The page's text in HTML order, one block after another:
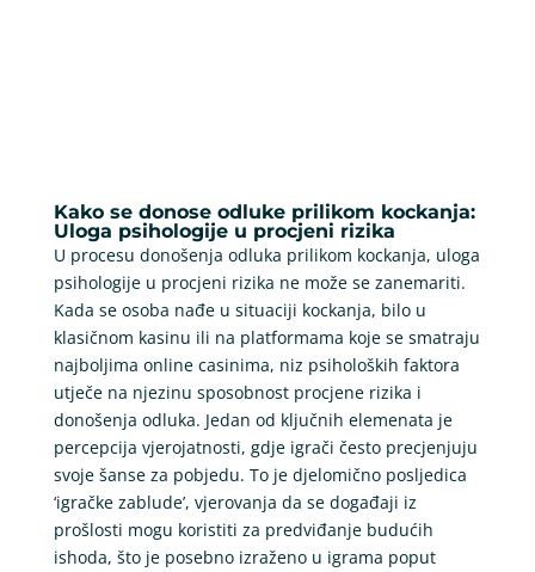
Kako se donose odluke prilikom kockanja:
Uloga psihologije u procjeni rizika
U procesu donošenja odluka prilikom kockanja, uloga
psihologije u procjeni rizika ne može se zanemariti.
Kada se osoba nađe u situaciji kockanja, bilo u
klasičnom kasinu ili na platformama koje se smatraju
najboljima online casinima, niz psiholoških faktora
utječe na njezinu sposobnost procjene rizika i
donošenja odluka. Jedan od ključnih elemenata je
percepcija vjerojatnosti, gdje igrači često precjenjuju
svoje šanse za pobjedu. To je djelomično posljedica
‘igračke zablude’, vjerovanja da se događaji iz
prošlosti mogu koristiti za predviđanje budućih
ishoda, što je posebno izraženo u igrama poput